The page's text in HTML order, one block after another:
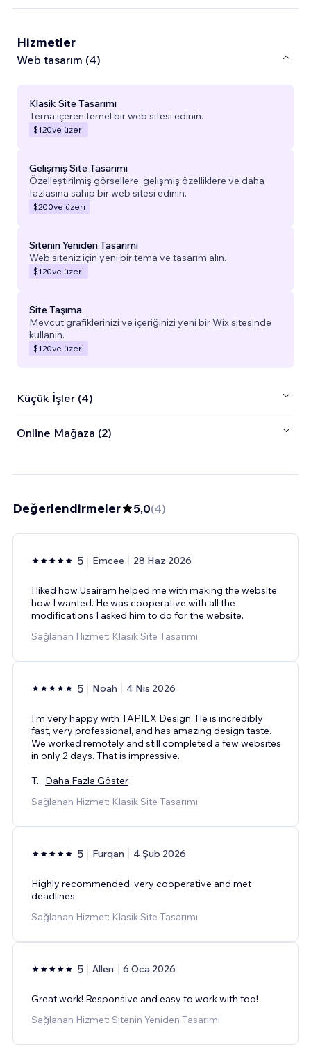
Hizmetler
Web tasarım (4)
Klasik Site Tasarımı
Tema içeren temel bir web sitesi edinin.
$120ve üzeri
Gelişmiş Site Tasarımı
Özelleştirilmiş görsellere, gelişmiş özelliklere ve daha
fazlasına sahip bir web sitesi edinin.
$200ve üzeri
Sitenin Yeniden Tasarımı
Web siteniz için yeni bir tema ve tasarım alın.
$120ve üzeri
Site Taşıma
Mevcut grafiklerinizi ve içeriğinizi yeni bir Wix sitesinde
kullanın.
$120ve üzeri
Küçük İşler (4)
Online Mağaza (2)
Değerlendirmeler 5,0(4)
5 Emcee 28 Haz 2026
I liked how Usairam helped me with making the website
how I wanted. He was cooperative with all the
modifications I asked him to do for the website.
Sağlanan Hizmet: Klasik Site Tasarımı
5 Noah 4 Nis 2026
I’m very happy with TAPIEX Design. He is incredibly
fast, very professional, and has amazing design taste.
We worked remotely and still completed a few websites
in only 2 days. That is impressive.
T... Daha Fazla Göster
Sağlanan Hizmet: Klasik Site Tasarımı
5 Furqan 4 Şub 2026
Highly recommended, very cooperative and met
deadlines.
Sağlanan Hizmet: Klasik Site Tasarımı
5 Allen 6 Oca 2026
Great work! Responsive and easy to work with too!
Sağlanan Hizmet: Sitenin Yeniden Tasarımı